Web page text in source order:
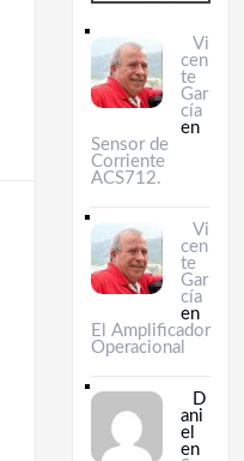
Vi
cen
te
Gar
cía
en
Sensor de
Corriente
ACS712.
Vi
cen
te
Gar
cía
en
El Amplificador
Operacional
D
ani
el
en